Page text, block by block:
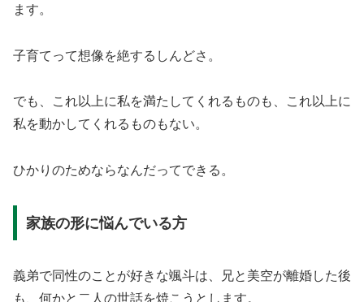
ます。
子育てって想像を絶するしんどさ。
でも、これ以上に私を満たしてくれるものも、これ以上に
私を動かしてくれるものもない。
ひかりのためならなんだってできる。
家族の形に悩んでいる方
義弟で同性のことが好きな颯斗は、兄と美空が離婚した後
も、何かと二人の世話を焼こうとします。